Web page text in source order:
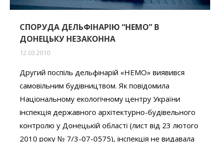
СПОРУДА ДЕЛЬФІНАРІЮ “НЕМО” В
ДОНЕЦЬКУ НЕЗАКОННА
12.03.2010
Другий поспіль дельфінарій «НЕМО» виявився
самовільним будівництвом. Як повідомила
Національному екологічному центру України
інспекція державного архітектурно-будівельного
контролю у Донецькій області (лист від 23 лютого
2010 року № 7/3-07-0575), інспекція не видавала